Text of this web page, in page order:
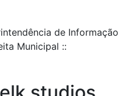
de Informação
Municipal ::